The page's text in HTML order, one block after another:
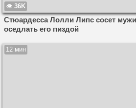
36K
Стюардесса Лолли Липс сосет
оседлать его пиздой
12 мин